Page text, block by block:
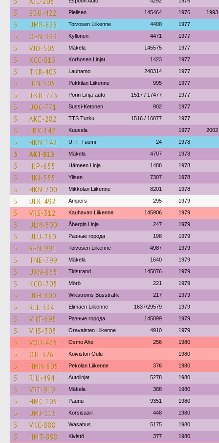
5 SBU-422 Pielisen 145464 1976 1993
5 UMR-626 Toivosen Liikenne 4400 1977
5 OEN-333 Kyllonen 4471 1977
5 VJO-505 Mäkela 145575 1977
5 XCC-815 Korhosen Linjat 1423 1977
5 TKR-405 Lauhamo 240314 1977
5 UJN-505 Pukkilan Liikenne 995 1977
5 TKU-773 Porin Linja-auto 1517 / 17477 1977
5 UOC-771 Bussi-Ketonen 902 1977
5 AKE-282 TTS Turku 1516 / 16877 1977
5 LBX-142 Kuusela 1977 2002
5 HKN-142 U. T. Tuomi 24 1978
5 AKT-813 Mäkela 4707 1978
5 HJP-655 Hämeen Linja 1488 1978
5 HKJ-555 Ylisen 7307 1978
5 HKN-700 Mikkolan Liikenne 8201 1978
5 ULK-492 Ampers 295 1979
5 VRS-312 Kauhavan Liikenne 145906 1979
5 ULM-500 Åbergin Linja 247 1979
5 ULU-760 Разные города 198 1979
5 REN-991 Toivosen Liikenne 4987 1979
5 TNE-799 Mäkela 1640 1979
5 UXN-865 Tidstrand 145876 1979
5 KCO-705 Mörö 221 1979
5 ULH-800 Wikströms Busstrafik 217 1979
5 RLL-334 Elimäen Liikenne 1637/29579 1979
5 VHT-695 Разные города 145899 1979
5 VHS-303 Oravaisten Liikenne 4910 1979
5 VOU-475 Osmo Aho 256 1980
5 OJJ-326 Koiviston Oulu 1980
5 HMN-805 Pekolan Liikenne 376 1980
5 RHJ-494 Autolinjat 5278 1980
5 VRT-919 Mäkela 388 1980
5 HMC-105 Paunu 9351 1980
5 UMJ-115 Korsisaari 448 1980
5 VKC-888 Wasabus 5175 1980
5 HMT-898 Kivistö 377 1980